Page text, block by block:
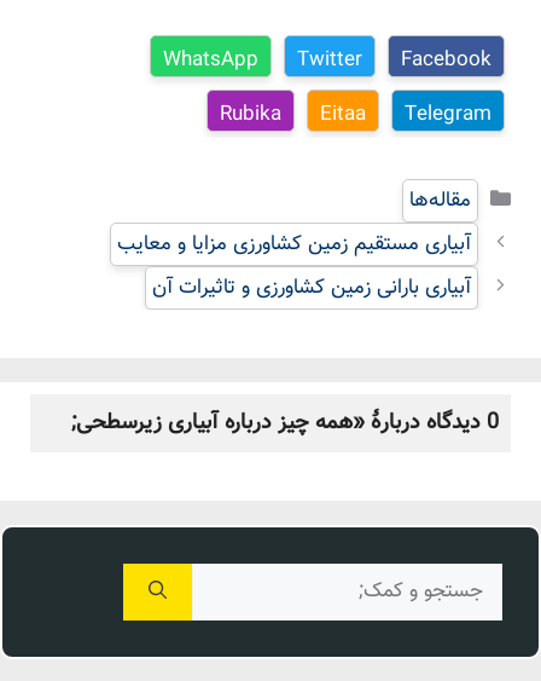
Facebook
Twitter
WhatsApp
Telegram
Eitaa
Rubika
دسته‌ها
مقاله‌ها
آبیاری مستقیم زمین کشاورزی مزایا و معایب
آبیاری بارانی زمین کشاورزی و تاثیرات آن
0 دیدگاه دربارهٔ «همه چیز درباره آبیاری زیرسطحی;
برای: